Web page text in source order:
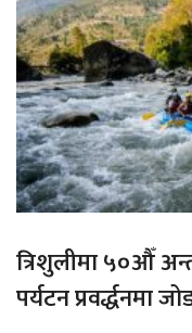
त्रिशुलीमा ५०औँ
पर्यटन प्रवर्द्धनमा